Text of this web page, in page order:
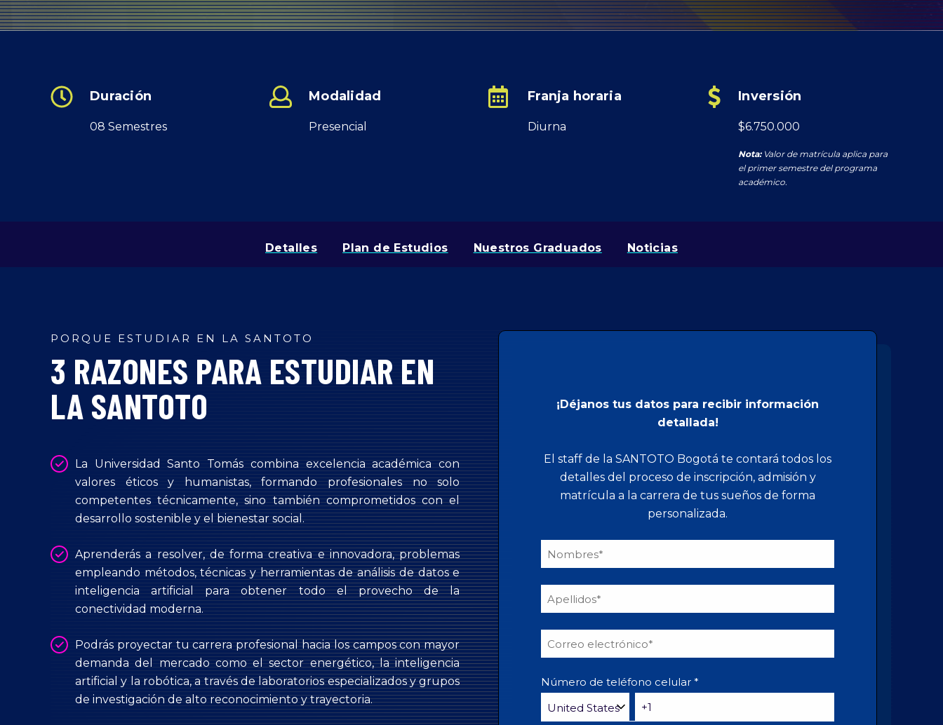
Duración
08 Semestres
Modalidad
Presencial
Franja horaria
Diurna
Inversión
$6.750.000
Nota: Valor de matrícula aplica para
el primer semestre del programa
académico.
Detalles Plan de Estudios Nuestros Graduados Noticias
¡Déjanos tus datos para recibir información
detallada!
El staff de la SANTOTO Bogotá te contará todos los
detalles del proceso de inscripción, admisión y
matrícula a la carrera de tus sueños de forma
personalizada.
Número de teléfono celular*
PORQUE ESTUDIAR EN LA SANTOTO
3 RAZONES PARA ESTUDIAR EN
LA SANTOTO
La Universidad Santo Tomás combina excelencia académica con
valores éticos y humanistas, formando profesionales no solo
competentes técnicamente, sino también comprometidos con el
desarrollo sostenible y el bienestar social.
Aprenderás a resolver, de forma creativa e innovadora, problemas
empleando métodos, técnicas y herramientas de análisis de datos e
inteligencia artificial para obtener todo el provecho de la
conectividad moderna.
Podrás proyectar tu carrera profesional hacia los campos con mayor
demanda del mercado como el sector energético, la inteligencia
artificial y la robótica, a través de laboratorios especializados y grupos
de investigación de alto reconocimiento y trayectoria.